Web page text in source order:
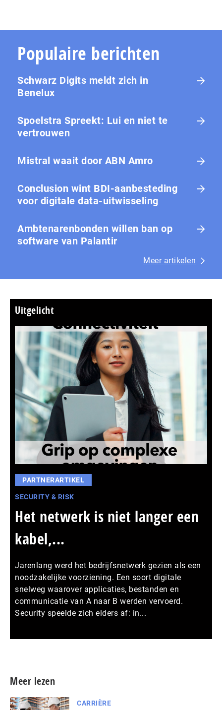
Populaire berichten
Schwarz Digits meldt zich in
Benelux
Spoelstra Spreekt: Lui en niet te
vertrouwen
Mistral waait door ABN Amro
Conclusion wint BDI-aanbesteding
voor digitale data-uitwisseling
Ambtenarenbonden willen ban op
software van Palantir
Meer artikelen
Uitgelicht
PARTNERARTIKEL
SECURITY & RISK
Het netwerk is niet langer een
kabel,...
Jarenlang werd het bedrijfsnetwerk gezien als een
noodzakelijke voorziening. Een soort digitale
snelweg waarover applicaties, bestanden en
communicatie van A naar B werden vervoerd.
Security speelde zich elders af: in...
Meer lezen
CARRIÈRE